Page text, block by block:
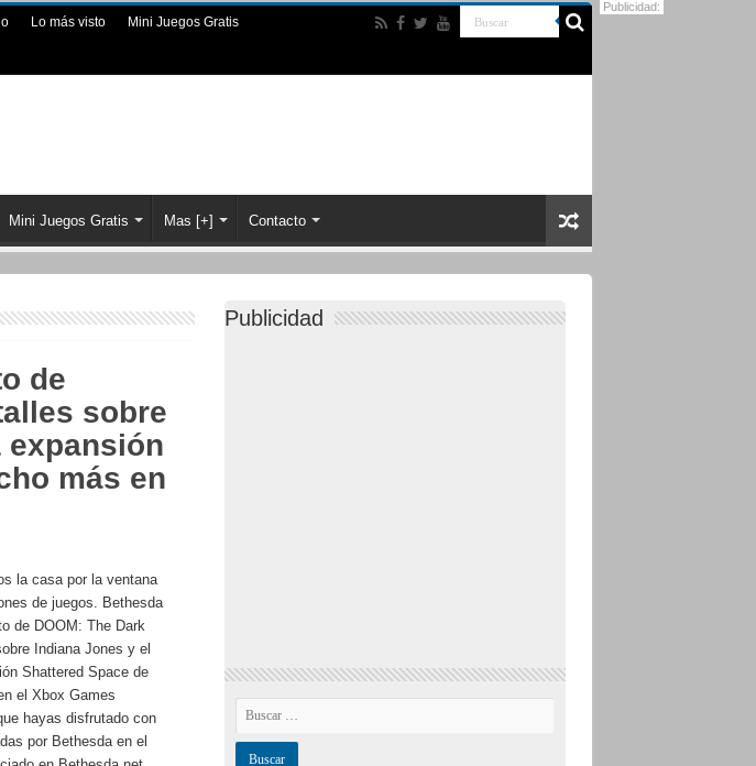
Lo más visto Mini Juegos Gratis
Mini Juegos Gratis Mas [+] Contacto
de
sobre
expansión
más en
la casa por la ventana
de juegos. Bethesda
de DOOM: The Dark
Indiana Jones y el
Shattered Space de
el Xbox Games
hayas disfrutado con
por Bethesda en el
Publicidad
Publicidad: